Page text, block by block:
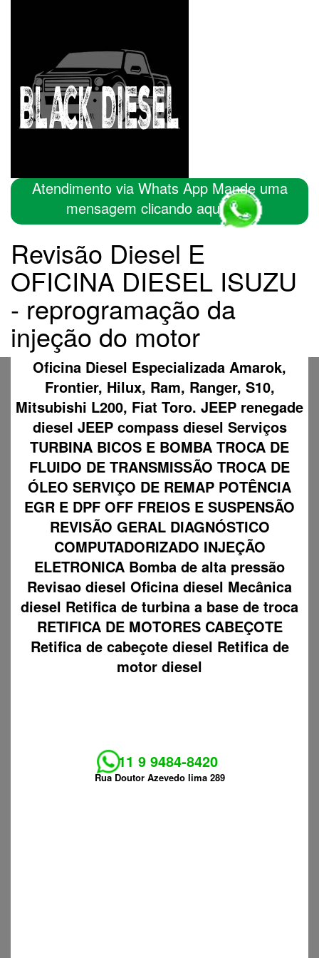
Atendimento via Whats App Mande uma
mensagem clicando aqui
Revisão Diesel E
OFICINA DIESEL ISUZU
- reprogramação da
injeção do motor
Oficina Diesel Especializada Amarok,
Frontier, Hilux, Ram, Ranger, S10,
Mitsubishi L200, Fiat Toro. JEEP renegade
diesel JEEP compass diesel Serviços
TURBINA BICOS E BOMBA TROCA DE
FLUIDO DE TRANSMISSÃO TROCA DE
ÓLEO SERVIÇO DE REMAP POTÊNCIA
EGR E DPF OFF FREIOS E SUSPENSÃO
REVISÃO GERAL DIAGNÓSTICO
COMPUTADORIZADO INJEÇÃO
ELETRONICA Bomba de alta pressão
Revisao diesel Oficina diesel Mecânica
diesel Retifica de turbina a base de troca
RETIFICA DE MOTORES CABEÇOTE
Retifica de cabeçote diesel Retifica de
motor diesel
11 9 9484-8420
Rua Doutor Azevedo lima 289